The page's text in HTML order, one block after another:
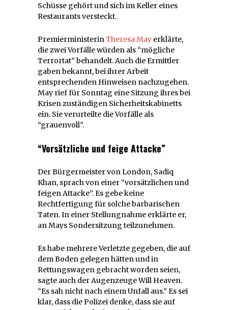
Schüsse gehört und sich im Keller eines
Restaurants versteckt.
PremierministerinTheresa May erklärte,
die zwei Vorfälle würden als “mögliche
Terrortat” behandelt. Auch die Ermittler
gaben bekannt, bei ihrer Arbeit
entsprechenden Hinweisen nachzugehen.
May rief für Sonntag eine Sitzung ihres bei
Krisen zuständigen Sicherheitskabinetts
ein. Sie verurteilte die Vorfälle als
“grauenvoll”.
“Vorsätzliche und feige Attacke”
Der Bürgermeister von London, Sadiq
Khan, sprach von einer “vorsätzlichen und
feigen Attacke”. Es gebe keine
Rechtfertigung für solche barbarischen
Taten. In einer Stellungnahme erklärte er,
an Mays Sondersitzung teilzunehmen.
Es habe mehrere Verletzte gegeben, die auf
dem Boden gelegen hätten und in
Rettungswagen gebracht worden seien,
sagte auch der Augenzeuge Will Heaven.
“Es sah nicht nach einem Unfall aus.” Es sei
klar, dass die Polizei denke, dass sie auf